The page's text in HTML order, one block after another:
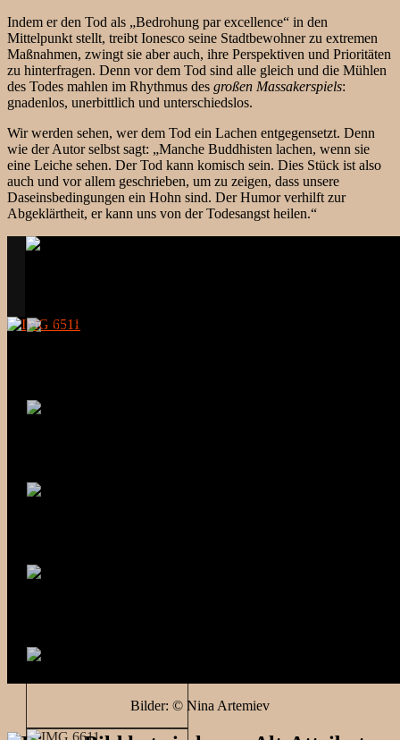
Indem er den Tod als „Bedrohung par excellence“ in den
Mittelpunkt stellt, treibt Ionesco seine Stadtbewohner zu extremen
Maßnahmen, zwingt sie aber auch, ihre Perspektiven und Prioritäten
zu hinterfragen. Denn vor dem Tod sind alle gleich und die Mühlen
des Todes mahlen im Rhythmus des großen Massakerspiels:
gnadenlos, unerbittlich und unterschiedslos.
Wir werden sehen, wer dem Tod ein Lachen entgegensetzt. Denn
wie der Autor selbst sagt: „Manche Buddhisten lachen, wenn sie
eine Leiche sehen. Der Tod kann komisch sein. Dies Stück ist also
auch und vor allem geschrieben, um zu zeigen, dass unsere
Daseinsbedingungen ein Hohn sind. Der Humor verhilft zur
Abgeklärtheit, er kann uns von der Todesangst heilen.“
Bilder: © Nina Artemiev